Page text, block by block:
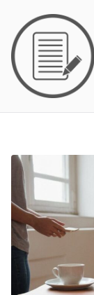
Inhalt
springen